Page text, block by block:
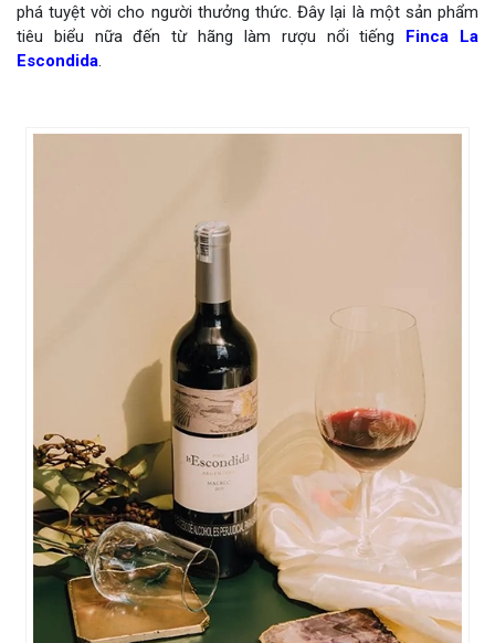
phá tuyệt vời cho người thưởng thức. Đây lại là một sản phẩm
tiêu biểu nữa đến từ hãng làm rượu nổi tiếng Finca La
Escondida.